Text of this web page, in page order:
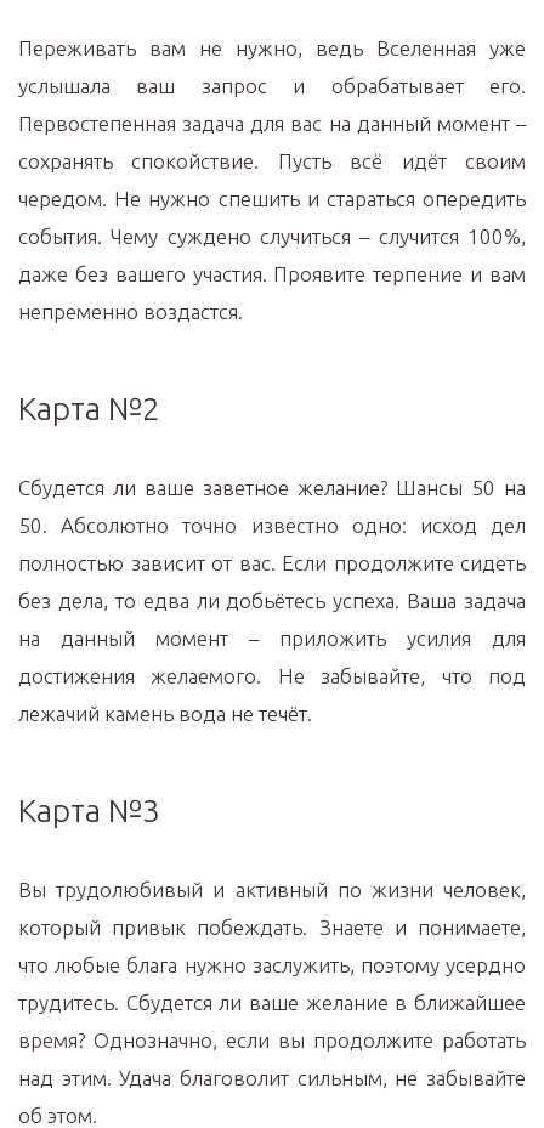
Переживать вам не нужно, ведь Вселенная уже
услышала ваш запрос и обрабатывает его.
Первостепенная задача для вас на данный момент –
сохранять спокойствие. Пусть всё идёт своим
чередом. Не нужно спешить и стараться опередить
события. Чему суждено случиться – случится 100%,
даже без вашего участия. Проявите терпение и вам
непременно воздастся.
Карта №2
Сбудется ли ваше заветное желание? Шансы 50 на
50. Абсолютно точно известно одно: исход дел
полностью зависит от вас. Если продолжите сидеть
без дела, то едва ли добьётесь успеха. Ваша задача
на данный момент – приложить усилия для
достижения желаемого. Не забывайте, что под
лежачий камень вода не течёт.
Карта №3
Вы трудолюбивый и активный по жизни человек,
который привык побеждать. Знаете и понимаете,
что любые блага нужно заслужить, поэтому усердно
трудитесь. Сбудется ли ваше желание в ближайшее
время? Однозначно, если вы продолжите работать
над этим. Удача благоволит сильным, не забывайте
об этом.